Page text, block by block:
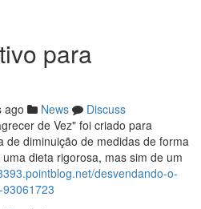
para
ago News
Discuss
de Vez" foi criado para
de diminuição de medidas de forma
dieta rigorosa, mas sim de um
desvendando-o-